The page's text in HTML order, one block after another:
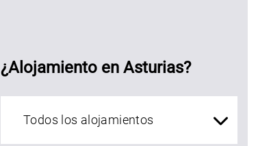
¿Alojamiento en Asturias?